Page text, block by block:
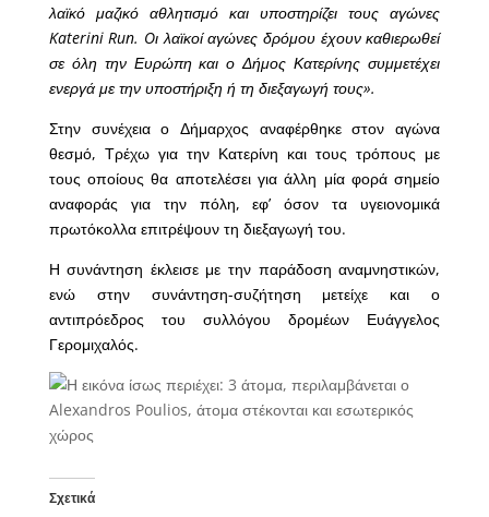
λαϊκό μαζικό αθλητισμό και υποστηρίζει τους αγώνες
Katerini Run. Oι λαϊκοί αγώνες δρόμου έχουν καθιερωθεί
σε όλη την Ευρώπη και ο Δήμος Κατερίνης συμμετέχει
ενεργά με την υποστήριξη ή τη διεξαγωγή τους».
Στην συνέχεια ο Δήμαρχος αναφέρθηκε στον αγώνα
θεσμό, Τρέχω για την Κατερίνη και τους τρόπους με
τους οποίους θα αποτελέσει για άλλη μία φορά σημείο
αναφοράς για την πόλη, εφ’ όσον τα υγειονομικά
πρωτόκολλα επιτρέψουν τη διεξαγωγή του.
Η συνάντηση έκλεισε με την παράδοση αναμνηστικών,
ενώ στην συνάντηση-συζήτηση μετείχε και ο
αντιπρόεδρος του συλλόγου δρομέων Ευάγγελος
Γερομιχαλός.
Σχετικά